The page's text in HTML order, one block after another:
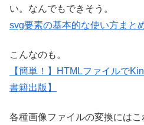
い。なんでもできそう。
svg要素の基本的な使い方まと
こんなのも。
【簡単！】HTMLファイルで
書籍出版】
各種画像ファイルの変換には